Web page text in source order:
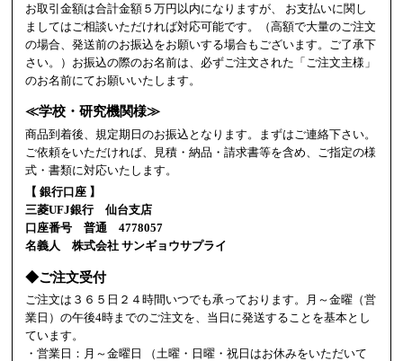
お取引金額は合計金額５万円以内になりますが、 お支払いに関し
ましてはご相談いただければ対応可能です。（高額で大量のご注文
の場合、発送前のお振込をお願いする場合もございます。ご了承下
さい。）お振込の際のお名前は、必ずご注文された「ご注文主様」
のお名前にてお願いいたします。
≪学校・研究機関様≫
商品到着後、規定期日のお振込となります。まずはご連絡下さい。
ご依頼をいただければ、見積・納品・請求書等を含め、ご指定の様
式・書類に対応いたします。
【 銀行口座 】
三菱UFJ銀行 仙台支店
口座番号 普通 4778057
名義人 株式会社 サンギョウサプライ
◆ご注文受付
ご注文は３６５日２４時間いつでも承っております。月～金曜（営
業日）の午後4時までのご注文を、当日に発送することを基本とし
ています。
・営業日：月～金曜日 （土曜・日曜・祝日はお休みをいただいて